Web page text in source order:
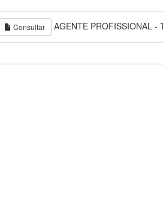
Consultar AGENTE PROFISSIONAL -